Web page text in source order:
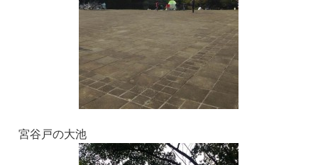
宮谷戸の大池